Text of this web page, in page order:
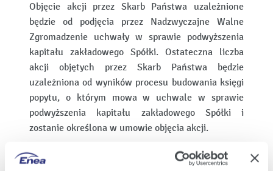
Objęcie akcji przez Skarb Państwa uzależnione
będzie od podjęcia przez Nadzwyczajne Walne
Zgromadzenie uchwały w sprawie podwyższenia
kapitału zakładowego Spółki. Ostateczna liczba
akcji objętych przez Skarb Państwa będzie
uzależniona od wyników procesu budowania księgi
popytu, o którym mowa w uchwale w sprawie
podwyższenia kapitału zakładowego Spółki i
zostanie określona w umowie objęcia akcji.
Zastrzeżenie prawne: